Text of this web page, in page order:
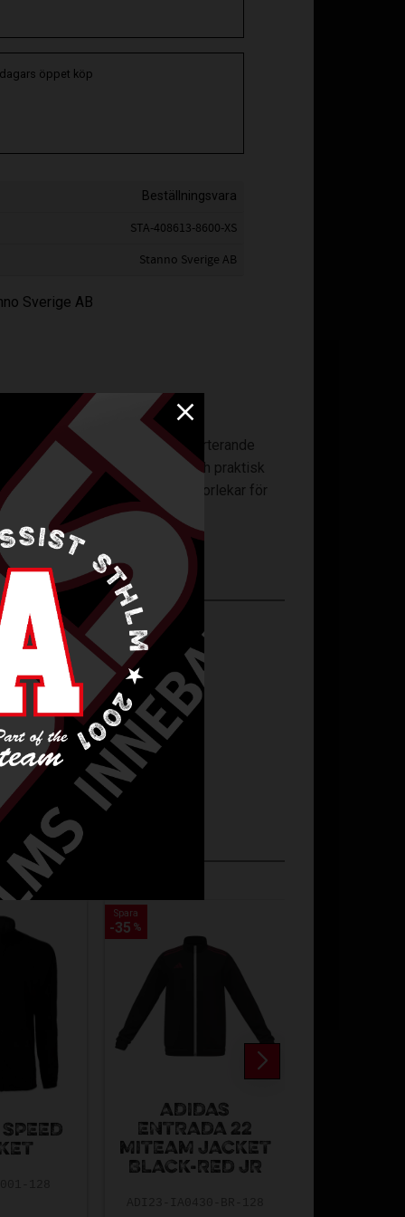
öppet köp
Beställningsvara
STA-408613-8600-XS
Stanno Sverige AB
Sverige AB
polyestermed fukttransporterande
säkerställer kvalitet och praktisk
och handboll, och finns i storlekar för
Spara
35 %
ADIDAS
ENTRADA 22
MITEAM JACKET
BLACK-RED JR
Spara
35 %